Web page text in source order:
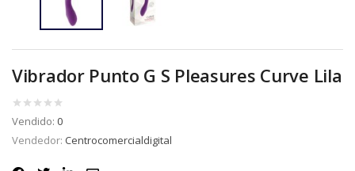
Vibrador Punto G S Pleasures Curve Lila
Vendido: 0
Vendedor: Centrocomercialdigital